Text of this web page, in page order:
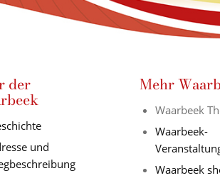
der
und
Mehr
Waarbeek
Waarbeek-
Waarbeek